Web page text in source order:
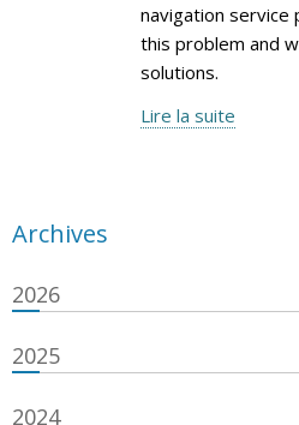
navigation service
this problem and
solutions.
Lire la suite
Archives
2026
2025
2024